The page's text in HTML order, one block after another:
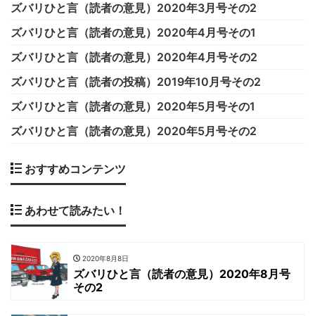
ズバリひと言（読者の意見）2020年3月号その2
ズバリひと言（読者の意見）2020年4月号その1
ズバリひと言（読者の意見）2020年4月号その2
ズバリひと言（読者の投稿）2019年10月号その2
ズバリひと言（読者の意見）2020年5月号その1
ズバリひと言（読者の意見）2020年5月号その2
おすすめコンテンツ
あわせて読みたい！
2020年8月8日
ズバリひと言（読者の意見）2020年8月号
その2